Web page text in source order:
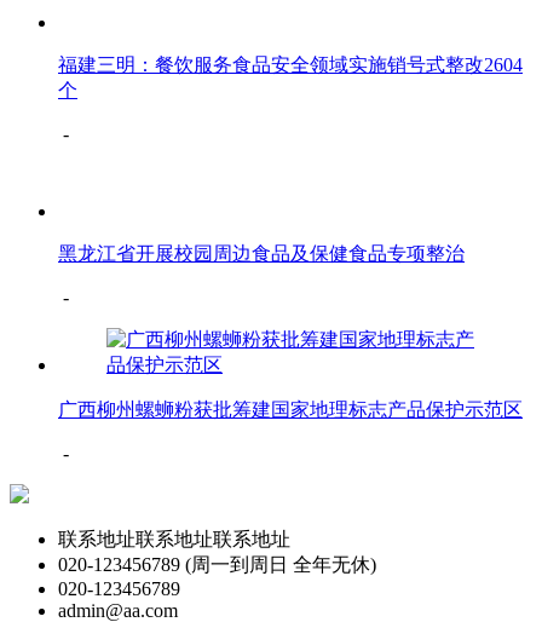
福建三明：餐饮服务食品安全领域实施销号式整改2604
个
-
黑龙江省开展校园周边食品及保健食品专项整治
-
广西柳州螺蛳粉获批筹建国家地理标志产品保护示范区
-
联系地址联系地址联系地址
020-123456789 (周一到周日 全年无休)
020-123456789
admin@aa.com